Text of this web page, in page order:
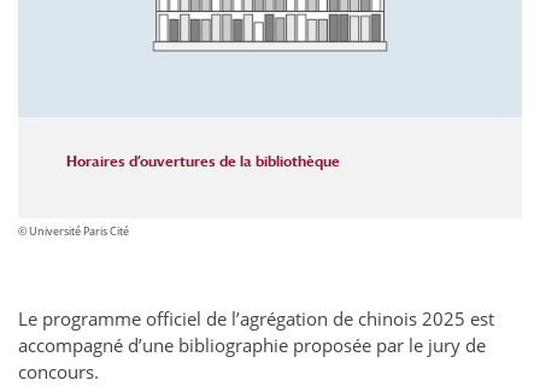
Horaires d’ouvertures de la bibliothèque
© Université Paris Cité
Le programme officiel de l’agrégation de chinois 2025 est
accompagné d’une bibliographie proposée par le jury de
concours.